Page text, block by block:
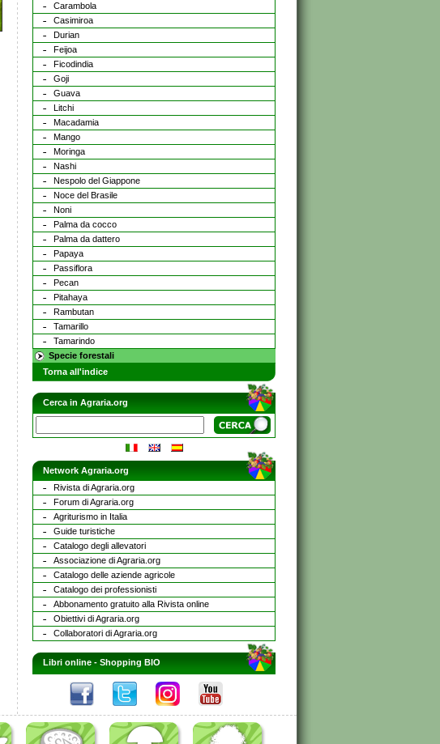
Carambola
Casimiroa
Durian
Feijoa
Ficodindia
Goji
Guava
Litchi
Macadamia
Mango
Moringa
Nashi
Nespolo del Giappone
Noce del Brasile
Noni
Palma da cocco
Palma da dattero
Papaya
Passiflora
Pecan
Pitahaya
Rambutan
Tamarillo
Tamarindo
Specie forestali
Torna all'indice
Cerca in Agraria.org
Network Agraria.org
Rivista di Agraria.org
Forum di Agraria.org
Agriturismo in Italia
Guide turistiche
Catalogo degli allevatori
Associazione di Agraria.org
Catalogo delle aziende agricole
Catalogo dei professionisti
Abbonamento gratuito alla Rivista online
Obiettivi di Agraria.org
Collaboratori di Agraria.org
Libri online - Shopping BIO